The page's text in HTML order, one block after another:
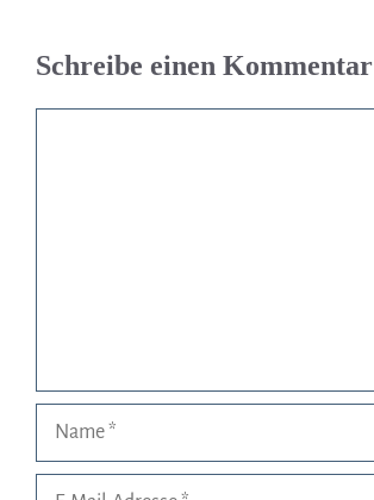
Schreibe einen Kommentar